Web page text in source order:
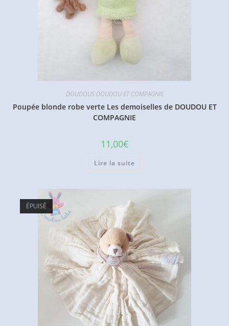
DOUDOUS DOUDOU ET COMPAGNIE
Poupée blonde robe verte Les demoiselles de DOUDOU ET
COMPAGNIE
11,00€
Lire la suite
ÉPUISÉ